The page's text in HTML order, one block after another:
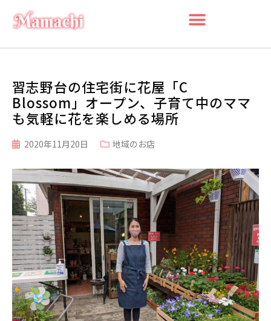
検索
検
索
最近の投稿
船橋・前原に一時預かり保育施設
「prayers（プレイヤーズ）」オープ
ン♪ママ・パパの心にゆとりを届ける
新スポット
習志野台の住宅街に花屋「C
Blossom」オープン、子育て中のママ
も気軽に花を楽しめる場所
2020年11月20日 地域のお店